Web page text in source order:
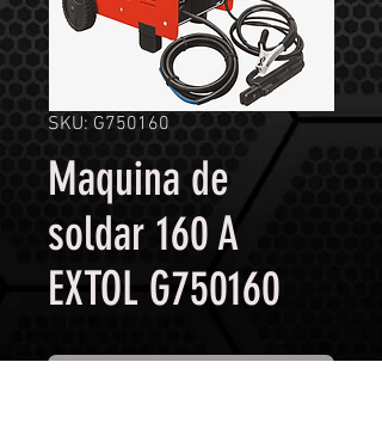
SKU: G750160
Maquina de
soldar 160 A
EXTOL G750160